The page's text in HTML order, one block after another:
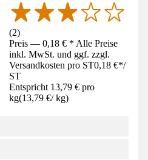
(2)
Preis — 0,18 € * Alle Preise
inkl. MwSt. und ggf. zzgl.
Versandkosten pro ST0,18 €*/
ST
Entspricht 13,79 € pro
kg(13,79 €/ kg)